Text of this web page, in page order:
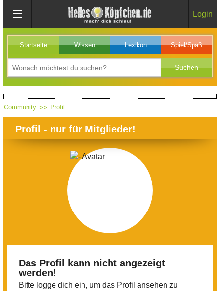
Login
Startseite Wissen Lexikon Spiel/Spaß
Community Profil
Profil - nur für Mitglieder!
Das Profil kann nicht angezeigt
werden!
Bitte logge dich ein, um das Profil ansehen zu